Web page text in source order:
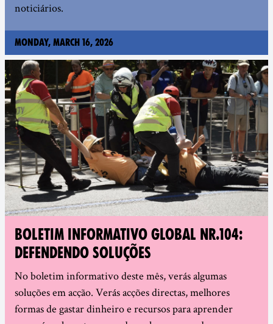
noticiários.
Monday, March 16, 2026
BOLETIM INFORMATIVO GLOBAL NR.104:
DEFENDENDO SOLUÇÕES
No boletim informativo deste mês, verás algumas
soluções em acção. Verás acções directas, melhores
formas de gastar dinheiro e recursos para aprender